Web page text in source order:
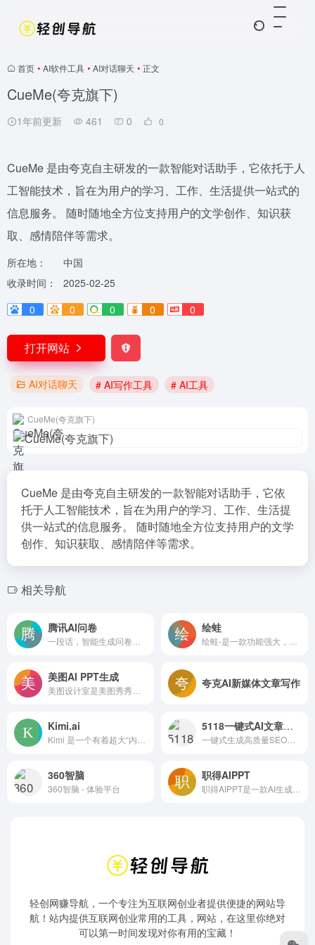
首页 • AI软件工具 • AI对话聊天 • 正文
CueMe(夸克旗下)
1年前更新 461 0 0
CueMe 是由夸克自主研发的一款智能对话助手，它依托于人
工智能技术，旨在为用户的学习、工作、生活提供一站式的
信息服务。 随时随地全方位支持用户的文学创作、知识获
取、感情陪伴等需求。
所在地：
中国
收录时间：
2025-02-25
0
0 0 0 0
打开网站
AI对话聊天 # AI写作工具 # AI工具
CueMe(夸克旗下)
CueMe 是由夸克自主研发的一款智能对话助手，它依
托于人工智能技术，旨在为用户的学习、工作、生活提
供一站式的信息服务。 随时随地全方位支持用户的文学
创作、知识获取、感情陪伴等需求。
相关导航
腾讯AI问卷 绘蛙
美图AI PPT生成 夸克AI新媒体文章写作
Kimi.ai 5118一键式AI文章助手（符合网站SEO优化的高质量文章）
360智脑
360智脑 - 体验平台
职得AIPPT
轻创网赚导航，一个专注为互联网创业者提供便捷的网站导
航！站内提供互联网创业常用的工具，网站，在这里你绝对
可以第一时间发现对你有用的宝藏！